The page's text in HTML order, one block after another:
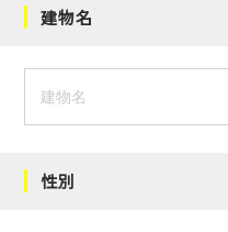
建物名
性別